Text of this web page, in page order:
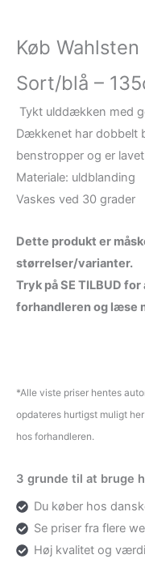
Køb
Sort/blå –
Tykt ulddækken med
Dækkenet har dobbelt
benstropper og er
Materiale: uldblanding
Vaskes ved 30 grader
Dette produkt er
størrelser/varianter.
Tryk på SE TILBUD
forhandleren og læse
*Alle viste priser hentes
opdateres hurtigst muligt
hos forhandleren.
3 grunde til at bruge
Du køber hos
Se priser fra flere
Høj kvalitet og